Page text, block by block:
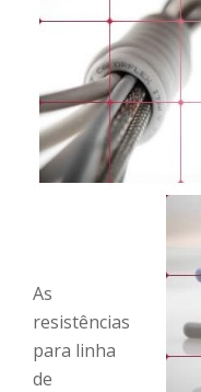
As
resistências
para linha
de